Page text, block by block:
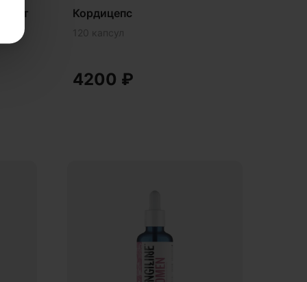
Кордицепс
120 капсул
4200 ₽